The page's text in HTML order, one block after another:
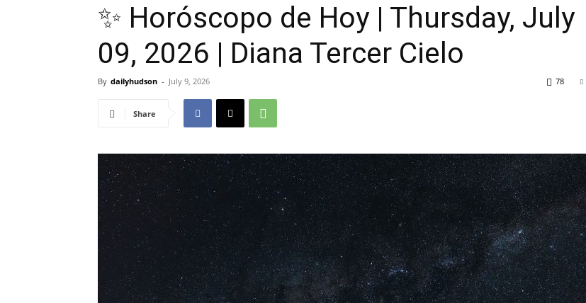
✨ Horóscopo de Hoy | Thursday, July
09, 2026 | Diana Tercer Cielo
By dailyhudson - July 9, 2026 78
Share